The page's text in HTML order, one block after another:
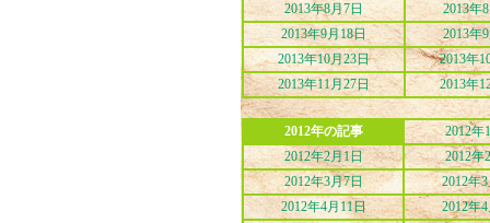
2013年8月7日
2013年
2013年9月18日
2013年
2013年10月23日
2013年
2013年11月27日
2013年
2012年の記事
2012年
2012年2月1日
2012年
2012年3月7日
2012年
2012年4月11日
2012年